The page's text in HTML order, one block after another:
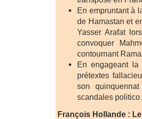
En empruntant à
de Hamastan et
Yasser Arafat
convoquer
contournant
En engageant
prétextes
son
scandales
François Hollande :